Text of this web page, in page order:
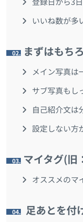
いいね数が多
2. まずはもち
メイン写真は
サブ写真もし
自己紹介文は
設定しない方
3. マイタグ(旧
オススメのマ
4. 足あとを付